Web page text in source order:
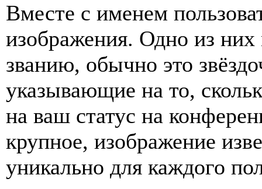
Вместе с именем
изображения. Одно из
званию, обычно это
указывающие на то,
на ваш статус на
крупное, изображение
уникально для каждого